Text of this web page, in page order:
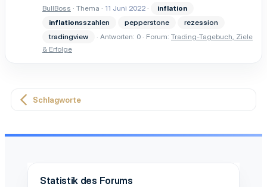
BullBoss
Thema 11 Juni 2022
inflation
inflationsszahlen pepperstone
rezession
tradingview
Antworten: 0 Forum: Trading-Tagebuch, Ziele
& Erfolge
Schlagworte
Statistik des Forums